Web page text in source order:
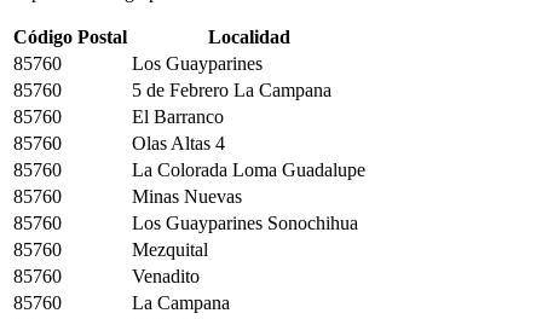
Código Postal
Localidad
85760
Los Guayparines
85760
5 de Febrero La Campana
85760
El Barranco
85760
Olas Altas 4
85760
La Colorada Loma Guadalupe
85760
Minas Nuevas
85760
Los Guayparines Sonochihua
85760
Mezquital
85760
Venadito
85760
La Campana